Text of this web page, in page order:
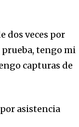
dos veces por
prueba, tengo mi
capturas de
asistencia